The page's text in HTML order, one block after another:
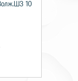
10